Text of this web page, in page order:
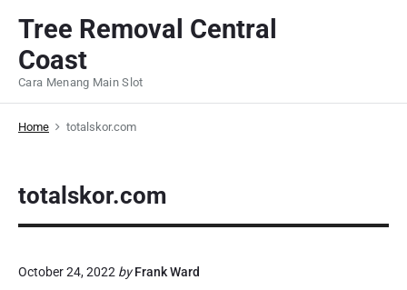
t
Tree Removal Central
Coast
Cara Menang Main Slot
Home totalskor.com
totalskor.com
October 24, 2022 by Frank Ward